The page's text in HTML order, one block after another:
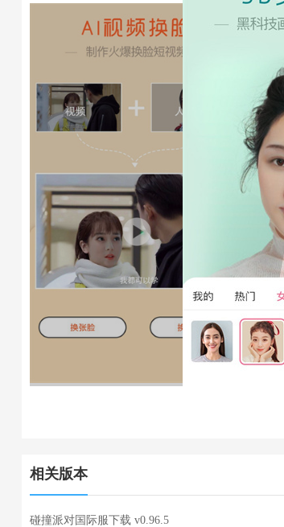
相关版本
碰撞派对国际服下载 v0.96.5